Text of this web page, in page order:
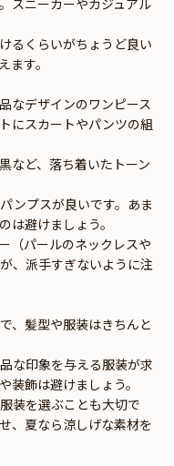
るくらいがちょうど良い
す。
なデザインのワンピース
にスカートやパンツの組
など、落ち着いたトーン
ンプスが良いです。あま
は避けましょう。
（パールのネックレスや
、派手すぎないように注
、髪型や服装はきちんと
な印象を与える服装が求
装飾は避けましょう。
装を選ぶことも大切で
、夏なら涼しげな素材を